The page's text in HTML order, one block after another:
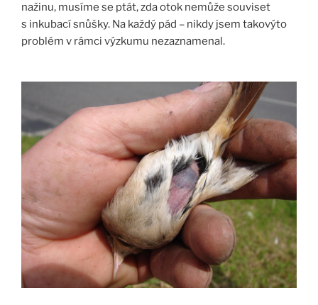
nažinu, musíme se ptát, zda otok nemůže souviset
s inkubací snůšky. Na každý pád – nikdy jsem takovýto
problém v rámci výzkumu nezaznamenal.